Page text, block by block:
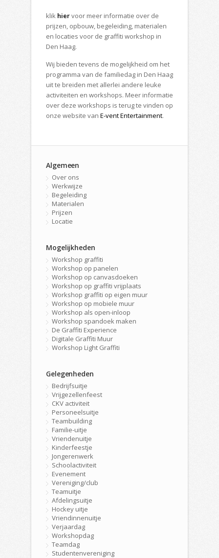
klik hiervoor meer informatie over de
prijzen, opbouw, begeleiding, materialen
en locaties voor de graffiti workshop in
Den Haag.
Wij bieden tevens de mogelijkheid om het
programma van de familiedag in Den Haag
uit te breiden met allerlei andere leuke
activiteiten en workshops. Meer informatie
over deze workshops is terug te vinden op
onze website van E-vent Entertainment.
Algemeen
Over ons
Werkwijze
Begeleiding
Materialen
Prijzen
Locatie
Mogelijkheden
Workshop graffiti
Workshop op panelen
Workshop op canvasdoeken
Workshop op graffiti vrijplaats
Workshop graffiti op eigen muur
Workshop op mobiele muur
Workshop als open-inloop
Workshop spandoek maken
De Graffiti Experience
Digitale Graffiti Muur
Workshop Light Graffiti
Gelegenheden
Bedrijfsuitje
Vrijgezellenfeest
CKV activiteit
Personeelsuitje
Teambuilding
Familie-uitje
Vriendenuitje
Kinderfeestje
Jongerenwerk
Schoolactiviteit
Evenement
Vereniging/club
Teamuitje
Afdelingsuitje
Hockey uitje
Vriendinnenuitje
Verjaardag
Workshopdag
Teamdag
Studentenvereniging